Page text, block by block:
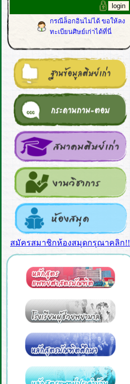
กรณีล็อกอินไม่ได้ ขอให้ลง
ทะเบียนศิษย์เก่าได้ที่นี่
สมัครสมาชิกห้องสมุดกรุณาคลิก!!